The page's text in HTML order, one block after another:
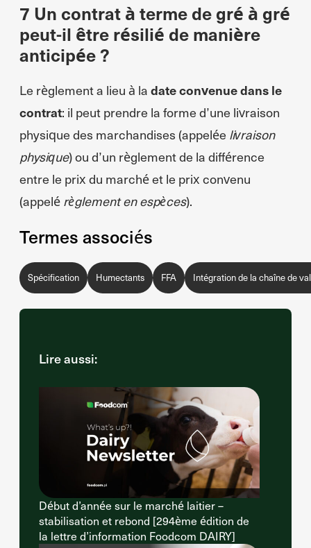
7 Un contrat à terme de gré à gré
peut-il être résilié de manière
anticipée ?
Le règlement a lieu à la date convenue dans le
contrat: il peut prendre la forme d’une livraison
physique des marchandises (appelée livraison
physique) ou d’un règlement de la différence
entre le prix du marché et le prix convenu
(appelé règlement en espèces).
Termes associés
Spécification Humectants FFA Intégration de la chaîne de
Lire aussi:
Début d’année sur le marché laitier –
stabilisation et rebond [294ème édition de
la lettre d’information Foodcom DAIRY]